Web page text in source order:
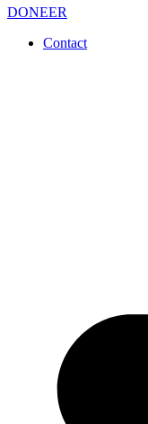
DONEER
Contact